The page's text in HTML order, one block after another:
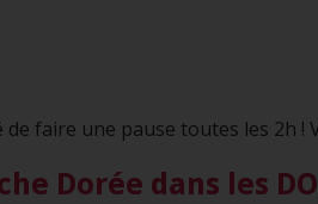
faire une pause toutes les 2h !
Dorée dans les